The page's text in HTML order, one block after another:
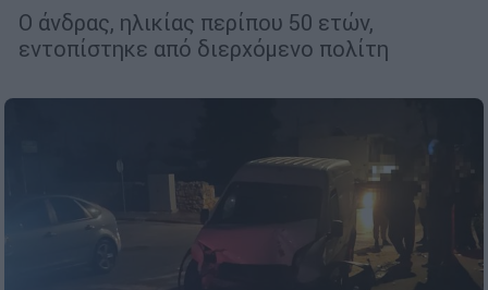
Ο άνδρας, ηλικίας περίπου 50 ετών,
εντοπίστηκε από διερχόμενο πολίτη